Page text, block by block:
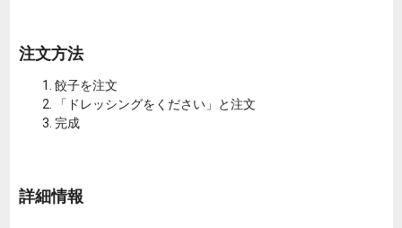
注文方法
餃子を注文
「ドレッシングをください」と注文
完成
詳細情報